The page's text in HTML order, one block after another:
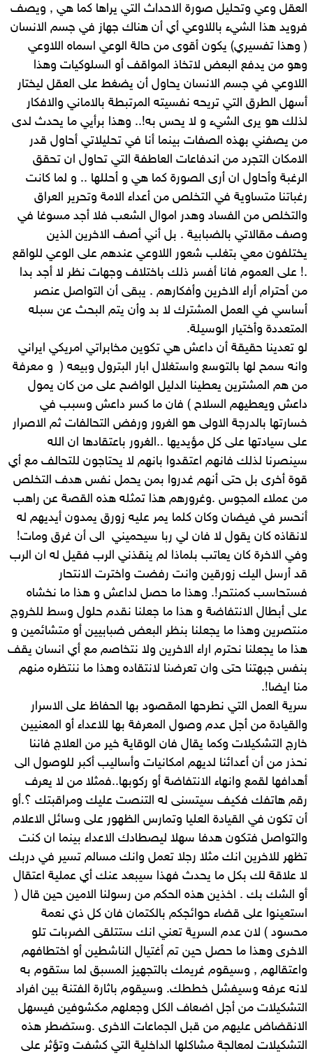
العقل وعي وتحليل صورة الاحداث التي يراها كما هي , ويصف
فرويد هذا الشيء باللاوعي أي أن هناك جهاز في جسم الانسان
( وهذا تفسيري) يكون أقوى من حالة الوعي اسماه اللاوعي
وهو من يدفع البعض لاتخاذ المواقف أو السلوكيات وهذا
اللاوعي في جسم الانسان يحاول أن يضغط على العقل ليختار
أسهل الطرق التي تريحه نفسيته المرتبطة بالاماني والافكار
لذلك هو يرى الشيء و لا يحس به!.. وهذا برأيي ما يحدث لدى
من يصفني بهذه الصفات بينما أنا في تحليلاتي أحاول قدر
الامكان التجرد من اندفاعات العاطفة التي تحاول ان تحقق
الرغبة وأحاول ان أرى الصورة كما هي و أحللها .. و لما كانت
رغباتنا متساوية في التخلص من أعداء الامة وتحرير العراق
والتخلص من الفساد وهدر اموال الشعب فلا أجد مسوغا في
وصف مقالاتي بالضبابية . بل أني أصف الاخرين الذين
يختلفون معي بتغلب شعور اللاوعي عندهم على الوعي للواقع
.! على العموم فانا أفسر ذلك باختلاف وجهات نظر لا أجد بدا
من أحترام أراء الاخرين وأفكارهم . يبقى أن التواصل عنصر
أساسي في العمل المشترك لا بد وأن يتم البحث عن سبله
المتعددة وأختيار الوسيلة.
لو تعدينا حقيقة أن داعش هي تكوين مخابراتي امريكي ايراني
وانه سمح لها بالتوسع واستغلال ابار البترول وبيعه ( و معرفة
من هم المشترين يعطينا الدليل الواضح على من كان يمول
داعش ويعطيهم السلاح ) فان ما كسر داعش وسبب في
خسارتها بالدرجة الاولى هو الغرور ورفض التحالفات ثم الاصرار
على سيادتها على كل مؤيديها ..الغرور باعتقادها ان الله
سينصرنا لذلك فانهم اعتقدوا بانهم لا يحتاجون للتحالف مع أي
قوة أخرى بل حتى أنهم غدروا بمن يحمل نفس هدف التخلص
من عملاء المجوس .وغرورهم هذا تمثله هذه القصة عن راهب
أنحسر في فيضان وكان كلما يمر عليه زورق يمدون أيديهم له
لانقاذه كان يقول لا فان لي ربا سيحميني الى أن غرق ومات!
وفي الاخرة كان يعاتب بلماذا لم ينقذني الرب فقيل له ان الرب
قد أرسل اليك زورقين وانت رفضت واخترت الانتحار
فستحاسب كمنتحر!. وهذا ما حصل لداعش و هذا ما نخشاه
على أبطال الانتفاضة و هذا ما جعلنا نقدم حلول وسط للخروج
منتصرين وهذا ما يجعلنا بنظر البعض ضبابيين أو متشائمين و
هذا ما يجعلنا نحترم اراء الاخرين ولا نتخاصم مع أي انسان يقف
بنفس جبهتنا حتى وان تعرضنا لانتقاده وهذا ما ننتظره منهم
منا ايضا!.
سرية العمل التي نطرحها المقصود بها الحفاظ على الاسرار
والقيادة من أجل عدم وصول المعرفة بها للاعداء أو المعنيين
خارج التشكيلات وكما يقال فان الوقاية خير من العلاج فاننا
نحذر من أن أعدائنا لديهم امكانيات وأساليب أكبر للوصول الى
أهدافها لقمع وانهاء الانتفاضة أو ركوبها..فمثلا من لا يعرف
رقم هاتفك فكيف سيتسنى له التنصت عليك ومراقبتك ؟.أو
أن تكون في القيادة العليا وتمارس الظهور على وسائل الاعلام
والتواصل فتكون هدفا سهلا ليصطادك الاعداء بينما ان كنت
تظهر للاخرين انك مثلا رجلا تعمل وانك مسالم تسير في دربك
لا علاقة لك بكل ما يحدث فهذا سيبعد عنك أي عملية اعتقال
أو الشك بك . اخذين هذه الحكم من رسولنا الامين حين قال (
استعينوا على قضاء حوائجكم بالكتمان فان كل ذي نعمة
محسود ) لان عدم السرية تعني انك ستتلقى الضربات تلو
الاخرى وهذا ما حصل حين تم أغتيال الناشطين أو اختطافهم
واعتقالهم , وسيقوم غريمك بالتجهيز المسبق لما ستقوم به
لانه عرفه وسيفشل خططك. وسيقوم باثارة الفتنة بين افراد
التشكيلات من أجل اضعاف الكل وجعلهم مكشوفين فيسهل
الانقضاض عليهم من قبل الجماعات الاخرى .وستضطر هذه
التشكيلات لمعالجة مشاكلها الداخلية التي كشفت وتؤثر على